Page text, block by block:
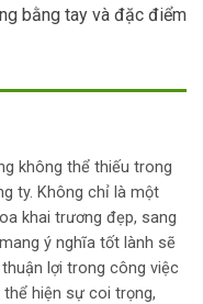
bằng tay và đặc điểm
không thể thiếu trong
ty. Không chỉ là một
khai trương đẹp, sang
ý nghĩa tốt lành sẽ
lợi trong công việc
hiện sự coi trọng,